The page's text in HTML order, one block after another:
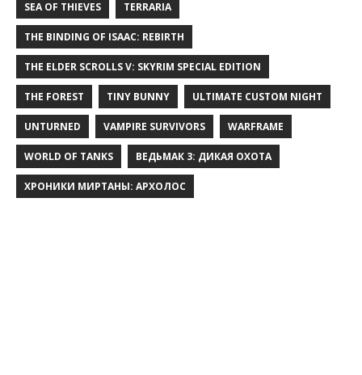
SEA OF THIEVES TERRARIA
THE BINDING OF ISAAC: REBIRTH
THE ELDER SCROLLS V: SKYRIM SPECIAL EDITION
THE FOREST TINY BUNNY ULTIMATE CUSTOM NIGHT
UNTURNED VAMPIRE SURVIVORS WARFRAME
WORLD OF TANKS ВЕДЬМАК 3: ДИКАЯ ОХОТА
ХРОНИКИ МИРТАНЫ: АРХОЛОС